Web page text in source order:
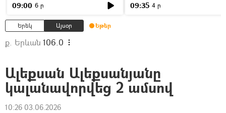
09:00 6 ր 09:35 4 ր
Երեկ Այսօր Եթեր
ք. Երևան 106.0
Ալեքսան Ալեքսանյանը
կալանավորվեց 2 ամսով
10:26 03.06.2026